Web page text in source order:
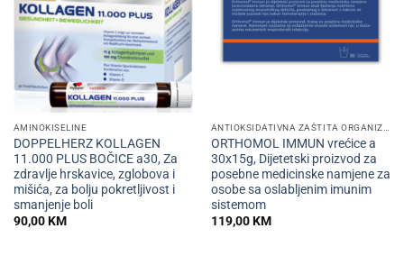
AMINOKISELINE
DOPPELHERZ KOLLAGEN
11.000 PLUS BOČICE a30, Za
zdravlje hrskavice, zglobova i
mišića, za bolju pokretljivost i
smanjenje boli
90,00KM
ORTHOMOL IMMUN vrećice a
30x15g, Dijetetski proizvod za
posebne medicinske namjene za
osobe sa oslabljenim imunim
sistemom
119,00KM